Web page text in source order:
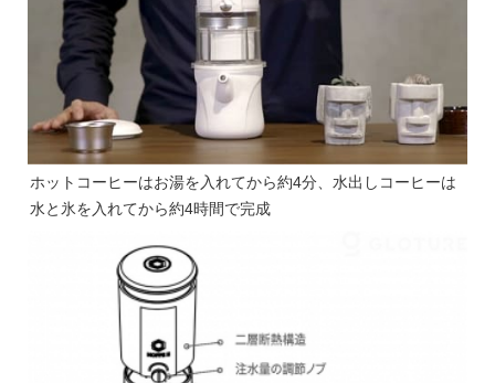
ホットコーヒーはお湯を入れてから約4分、水出しコーヒーは
水と氷を入れてから約4時間で完成